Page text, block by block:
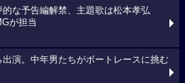
的な予告編解禁、主題歌は松本孝弘
が担当
出演。中年男たちがボートレースに挑む